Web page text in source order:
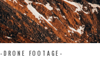
-DRONE FOOTAGE-